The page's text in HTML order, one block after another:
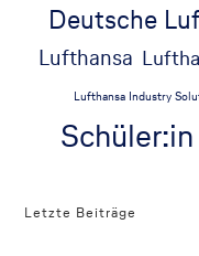
Deutsche
Lufthansa
Lufthansa Industry
Schüler:in
Letzte Beiträge